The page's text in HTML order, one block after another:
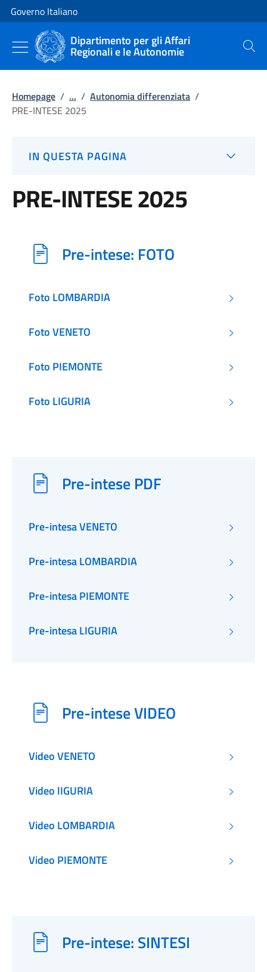
Vai al contenuto
Vai alla navigazione del sito
Governo Italiano
Dipartimento per gli Affari
Regionali e le Autonomie Cerca
Homepage / ... / Autonomia differenziata /
PRE-INTESE 2025
IN QUESTA PAGINA
PRE-INTESE 2025
Pre-intese: FOTO
Foto LOMBARDIA
Foto VENETO
Foto PIEMONTE
Foto LIGURIA
Pre-intese PDF
Pre-intesa VENETO
Pre-intesa LOMBARDIA
Pre-intesa PIEMONTE
Pre-intesa LIGURIA
Pre-intese VIDEO
Video VENETO
Video lIGURIA
Video LOMBARDIA
Video PIEMONTE
Pre-intese: SINTESI